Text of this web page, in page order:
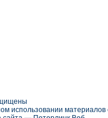
использовании